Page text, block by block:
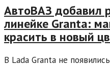
АвтоВАЗ добавил
линейке Granta:
красить в новый
В Lada Granta не